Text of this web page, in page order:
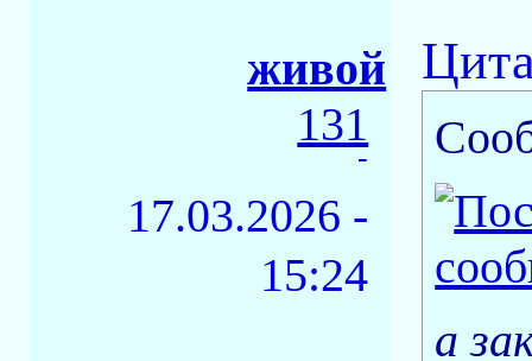
живой
131
-
17.03.2026 -
15:24
а